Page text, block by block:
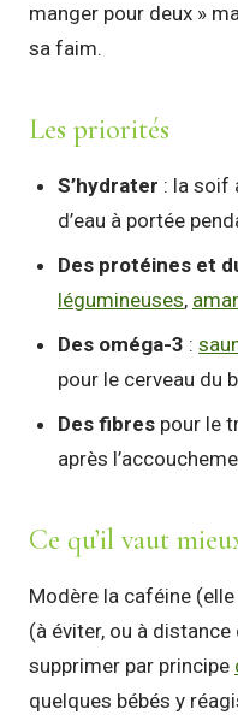
manger pour deux »
sa faim.
Les priorités
S’hydrater : la soif
d’eau à portée
Des protéines et
légumineuses,
Des oméga-3 :
pour le cerveau du
Des fibres pour le
après
Ce qu’il vaut
Modère la caféine
(à éviter, ou à
supprimer par principe
quelques bébés y